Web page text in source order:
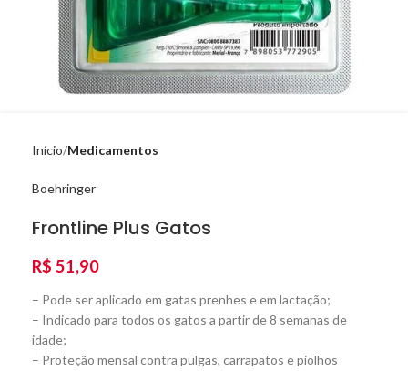
Início Medicamentos
Boehringer
Frontline Plus Gatos
R$ 51,90
– Pode ser aplicado em gatas prenhes e em lactação;
– Indicado para todos os gatos a partir de 8 semanas de
idade;
– Proteção mensal contra pulgas, carrapatos e piolhos